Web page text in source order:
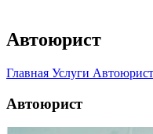
Автоюрист
Главная Услуги Автоюрист
Автоюрист